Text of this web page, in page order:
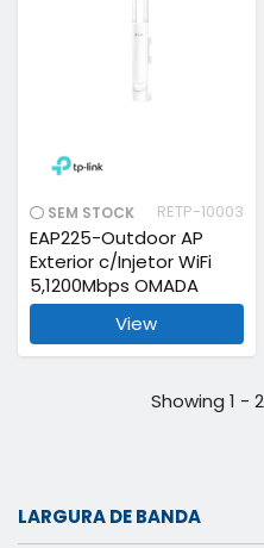
SEM STOCK RETP-10003
EAP225-Outdoor AP
Exterior c/Injetor WiFi
5,1200Mbps OMADA
View
Showing 1 -
LARGURA DE BANDA